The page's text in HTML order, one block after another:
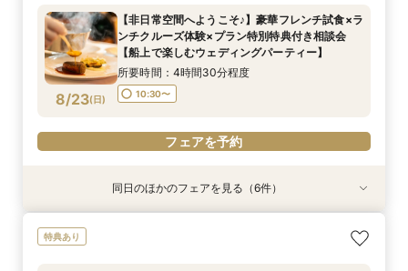
8/22(土)
9:00〜
10:30〜
15:00〜
フェアを予約
8/22(土)
所要時間：4時間30分程度
15:00〜
フェアを予約
8/22(土)
9:00〜
10:30〜
15:00〜
フェアを予約
8/22(土)
10:30〜 13:00〜
フェアを予約
8/23(日)
【非日常空間へようこそ♪】豪華フレンチ試食×ラ
ンチクルーズ体験×プラン特別特典付き相談会
【船上で楽しむウェディングパーティー】
所要時間：4時間30分程度
10:30〜
フェアを予約
【少人数での結婚式にオススメ！】じっくりご見
特典あり
ここしかない★【船上で楽しむウェディングパー
ティー】豪華フレンチ試食×サンセットクルージ
【★土日限定★】ゆったり船内見学＆ウェディン
特典あり
幸せの航海を♪【スイーツ×５０分クルーズ】１件
【オンライン相談会】お手軽３Dウォークでご見
同日のほかのフェアを見る（6件）
特典あり